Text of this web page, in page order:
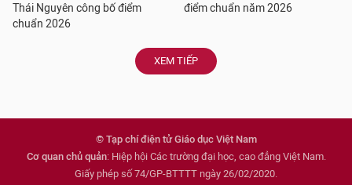
Thái Nguyên công bố điểm
chuẩn 2026
điểm chuẩn năm 2026
XEM TIẾP
© Tạp chí điện tử Giáo dục Việt Nam
Cơ quan chủ quản: Hiệp hội Các trường đại học, cao đẳng Việt Nam.
Giấy phép số 74/GP-BTTTT ngày 26/02/2020.